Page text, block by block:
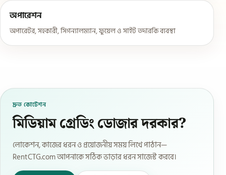
অপারেশন
অপারেটর, সহকারী, সিগন্যালম্যান, ফুয়েল ও সাইট তদারকি ব্যবস্থা
দ্রুত কোটেশন
মিডিয়াম গ্রেডিং ডোজার দরকার?
লোকেশন, কাজের ধরন ও প্রয়োজনীয় সময় লিখে পাঠান—
RentCTG.com আপনাকে সঠিক ভাড়ার ধরন সাজেস্ট করবে।